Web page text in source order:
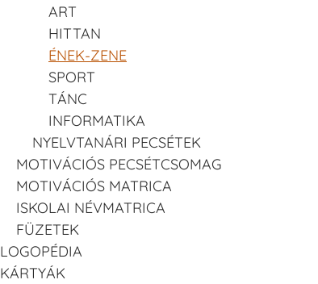
ART
HITTAN
ÉNEK-ZENE
SPORT
TÁNC
INFORMATIKA
NYELVTANÁRI PECSÉTEK
MOTIVÁCIÓS PECSÉTCSOMAG
MOTIVÁCIÓS MATRICA
ISKOLAI NÉVMATRICA
FÜZETEK
LOGOPÉDIA
KÁRTYÁK